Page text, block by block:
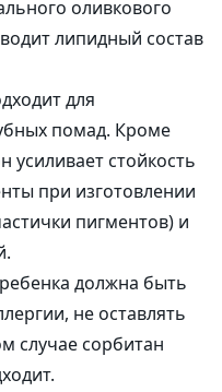
оливкового
липидный состав
для
помад. Кроме
усиливает стойкость
при изготовлении
пигментов) и
должна быть
не оставлять
случае сорбитан